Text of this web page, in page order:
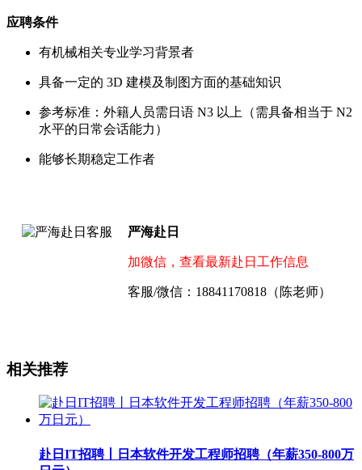
应聘条件
有机械相关专业学习背景者
具备一定的 3D 建模及制图方面的基础知识
参考标准：外籍人员需日语 N3 以上（需具备相当于 N2
水平的日常会话能力）
能够长期稳定工作者
严海赴日
加微信，查看最新赴日工作信息
客服/微信：18841170818（陈老师）
相关推荐
赴日IT招聘丨日本软件开发工程师招聘（年薪350-800万